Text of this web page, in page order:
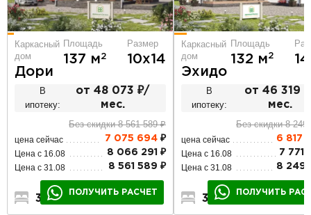
Каркасный
дом
Дори
Площадь
137 м2
Размер
10х14
В
ипотеку:
от 48 073 ₽/
мес.
Без скидки 8 561 589 ₽
цена сейчас 7 075 694 ₽
Цена с 16.08 8 066 291 ₽
Цена с 31.08 8 561 589 ₽
3
ПОЛУЧИТЬ РАСЧЕТ
Каркасный
дом
Эхидо
Площадь
132 м2
В
ипотеку:
от 46 319
мес.
Без скидки 8 249
цена сейчас 6 817
Цена с 16.08 7 771
Цена с 31.08 8 249
3
ПОЛУЧИТЬ